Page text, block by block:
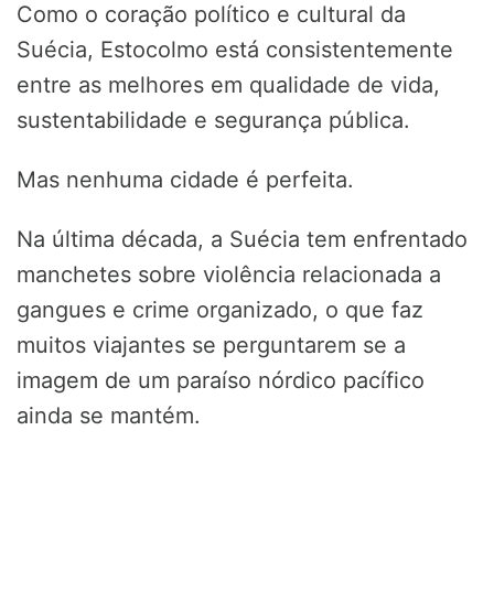
Como o coração político e cultural da
Suécia, Estocolmo está consistentemente
entre as melhores em qualidade de vida,
sustentabilidade e segurança pública.
Mas nenhuma cidade é perfeita.
Na última década, a Suécia tem enfrentado
manchetes sobre violência relacionada a
gangues e crime organizado, o que faz
muitos viajantes se perguntarem se a
imagem de um paraíso nórdico pacífico
ainda se mantém.